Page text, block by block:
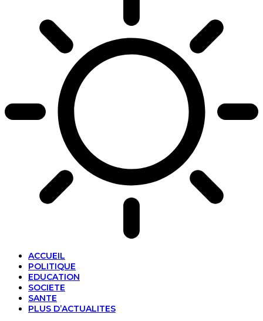
ACCUEIL
POLITIQUE
EDUCATION
SOCIETE
SANTE
PLUS D’ACTUALITES